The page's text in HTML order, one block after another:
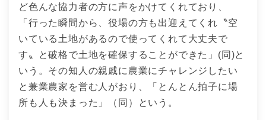
ど色んな協力者の方に声をかけてくれており、
「行った瞬間から、役場の方も出迎えてくれ〝空
いている土地があるので使ってくれて大丈夫で
す〟と破格で土地を確保することができた」(同)と
いう。その知人の親戚に農業にチャレンジしたい
と兼業農家を営む人がおり、「とんとん拍子に場
所も人も決まった」（同）という。